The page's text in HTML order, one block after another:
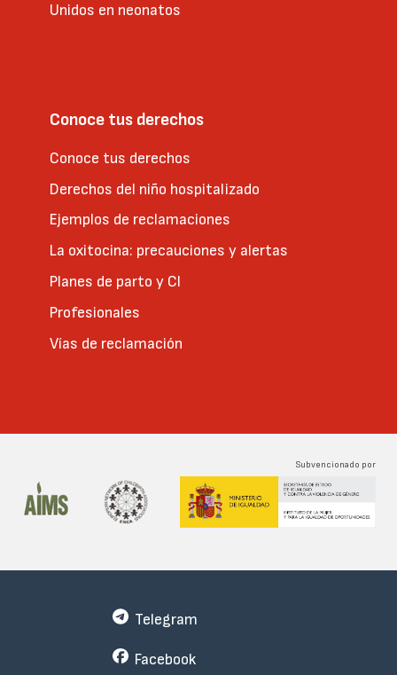
Unidos en neonatos
Conoce tus derechos
Conoce tus derechos
Derechos del niño hospitalizado
Ejemplos de reclamaciones
La oxitocina: precauciones y alertas
Planes de parto y CI
Profesionales
Vías de reclamación
Subvencionado por
Telegram
Facebook